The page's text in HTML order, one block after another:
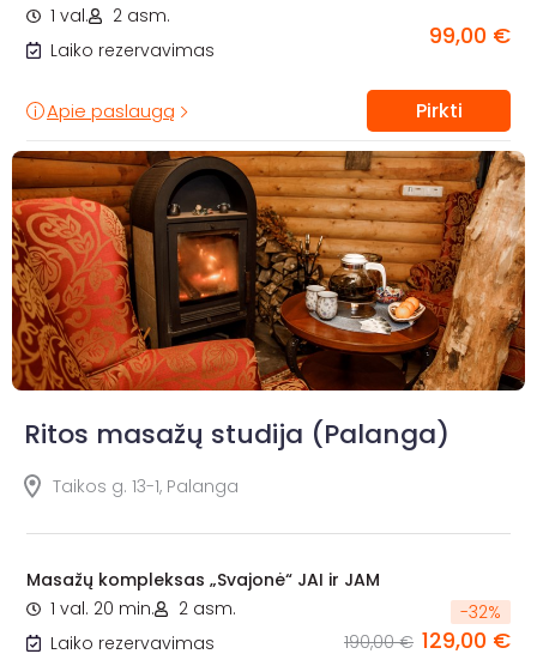
1 val.
2 asm.
Laiko rezervavimas
99,00 €
Apie paslaugą Pirkti
Ritos masažų studija (Palanga)
Taikos g. 13-1, Palanga
Masažų kompleksas „Svajonė“ JAI ir JAM
1 val. 20 min.
2 asm.
Laiko rezervavimas
-32%
190,00 € 129,00 €